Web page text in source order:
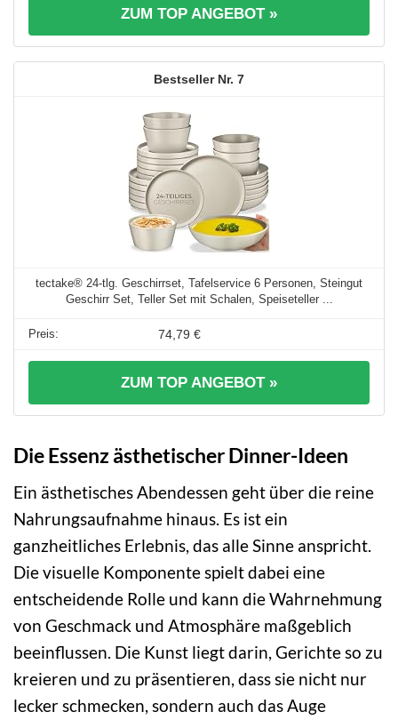
ZUM TOP ANGEBOT »
7
tectake® 24-tlg. Geschirrset, Tafelservice 6 Personen, Steingut
Geschirr Set, Teller Set mit Schalen, Speiseteller ...
74,79 €
ZUM TOP ANGEBOT »
Die Essenz ästhetischer Dinner-Ideen
Ein ästhetisches Abendessen geht über die reine
Nahrungsaufnahme hinaus. Es ist ein
ganzheitliches Erlebnis, das alle Sinne anspricht.
Die visuelle Komponente spielt dabei eine
entscheidende Rolle und kann die Wahrnehmung
von Geschmack und Atmosphäre maßgeblich
beeinflussen. Die Kunst liegt darin, Gerichte so zu
kreieren und zu präsentieren, dass sie nicht nur
lecker schmecken, sondern auch das Auge